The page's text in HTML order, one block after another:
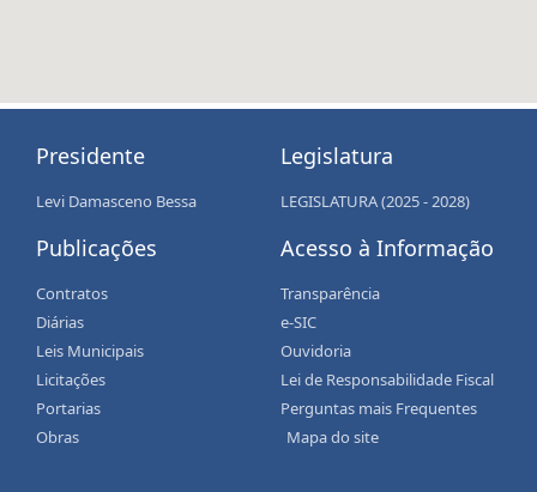
Presidente
Levi Damasceno Bessa
Publicações
Contratos
Diárias
Leis Municipais
Licitações
Portarias
Obras
Legislatura
LEGISLATURA (2025 - 2028)
Acesso à Informação
Transparência
e-SIC
Ouvidoria
Lei de Responsabilidade Fiscal
Perguntas mais Frequentes
Mapa do site